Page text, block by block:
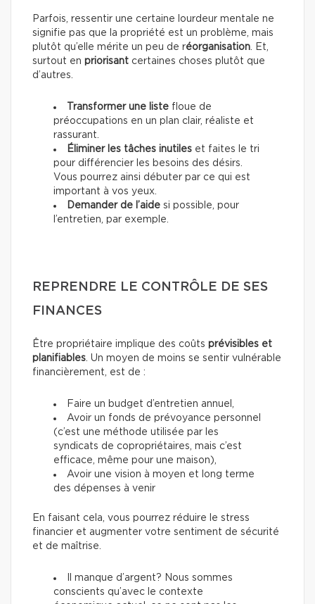
Parfois, ressentir une certaine lourdeur mentale ne
signifie pas que la propriété est un problème, mais
plutôt qu’elle mérite un peu de réorganisation . Et,
surtout en priorisant certaines choses plutôt que
d’autres.
Transformer une liste floue de
préoccupations en un plan clair, réaliste et
rassurant.
Éliminer les tâches inutiles et faites le tri
pour différencier les besoins des désirs.
Vous pourrez ainsi débuter par ce qui est
important à vos yeux.
Demander de l’aide si possible, pour
l’entretien, par exemple.
REPRENDRE LE CONTRÔLE DE SES
FINANCES
Être propriétaire implique des coûts prévisibles et
planifiables . Un moyen de moins se sentir vulnérable
financièrement, est de :
Faire un budget d’entretien annuel,
Avoir un fonds de prévoyance personnel
(c’est une méthode utilisée par les
syndicats de copropriétaires, mais c’est
efficace, même pour une maison),
Avoir une vision à moyen et long terme
des dépenses à venir
En faisant cela, vous pourrez réduire le stress
financier et augmenter votre sentiment de sécurité
et de maîtrise.
Il manque d’argent? Nous sommes
conscients qu’avec le contexte